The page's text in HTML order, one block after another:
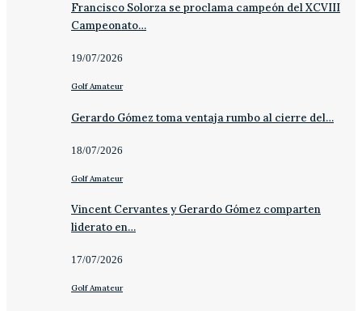
Francisco Solorza se proclama campeón del XCVIII
Campeonato…
19/07/2026
Golf Amateur
Gerardo Gómez toma ventaja rumbo al cierre del…
18/07/2026
Golf Amateur
Vincent Cervantes y Gerardo Gómez comparten
liderato en…
17/07/2026
Golf Amateur